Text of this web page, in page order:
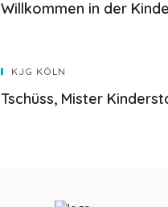
Willkommen in der
KJG KÖLN
Tschüss, Mister